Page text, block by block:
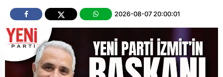
2026-08-07 20:00:01